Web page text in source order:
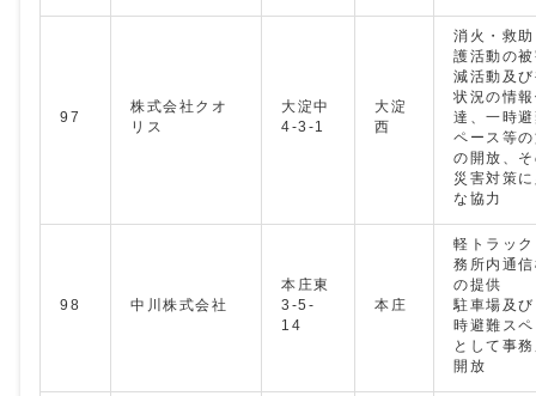
97
株式会社クオ
リス
大淀中
4-3-1
大淀
西
消火・救
護活動の
減活動及
状況の情
達、一時
ペース等
の開放、
災害対策
な協力
98 中川株式会社
本庄東
3-5-
14
本庄
軽トラッ
務所内通
の提供
駐車場及
時避難ス
として事
開放